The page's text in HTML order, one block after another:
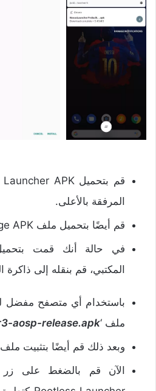
المرفقة بالأعلى.
قم أيضًا بتحميل ملف Pixel Bridge APK.
في حالة أنك قمت
المكتبي، قم بنقله إلى ذاكرة
باستخدام أي متصفح مفضل
ملف ‘aosp-release.apk
وبعد ذلك قم أيضًا بتثبيت ملف